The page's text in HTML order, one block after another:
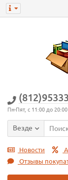
Пн-Пят, с 11:00 до 20:00
Везде
Новости
Отзывы